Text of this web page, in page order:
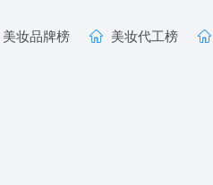
美妆品牌榜 美妆代工榜